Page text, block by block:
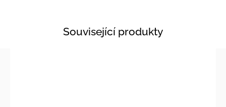
Související produkty